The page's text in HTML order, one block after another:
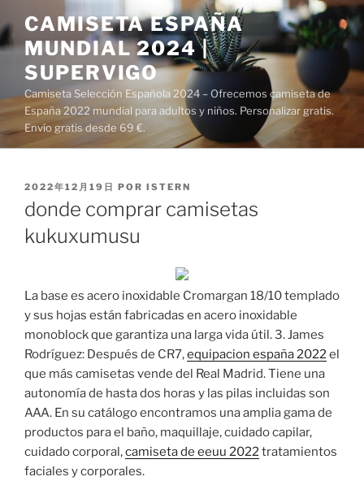
al
contenido
CAMISETA ESPAÑA
MUNDIAL 2024 |
SUPERVIGO
Camiseta Selección Española 2024 – Ofrecemos camiseta de
España 2022 mundial para adultos y niños. Personalizar gratis.
Envío gratis desde 69 €.
PUBLICADO
EL
2022年12月19日 POR ISTERN
donde comprar camisetas
kukuxumusu
La base es acero inoxidable Cromargan 18/10 templado
y sus hojas están fabricadas en acero inoxidable
monoblock que garantiza una larga vida útil. 3. James
Rodríguez: Después de CR7,equipacion españa 2022el
que más camisetas vende del Real Madrid. Tiene una
autonomía de hasta dos horas y las pilas incluidas son
AAA. En su catálogo encontramos una amplia gama de
productos para el baño, maquillaje, cuidado capilar,
cuidado corporal,camiseta de eeuu 2022tratamientos
faciales y corporales.